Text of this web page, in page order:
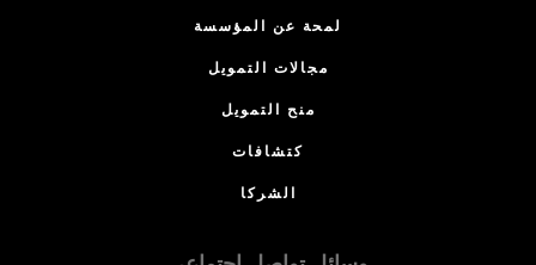
لمحة عن المؤسسة
مجالات التمويل
منح التمويل
كتشافات
الشركا